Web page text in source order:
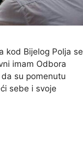
kod Bijelog Polja se
imam Odbora
su pomenutu
sebe i svoje